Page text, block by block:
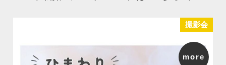
撮影会
more